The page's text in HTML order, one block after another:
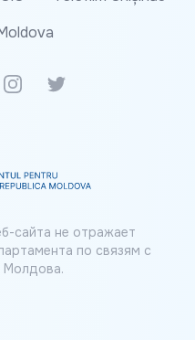
InstagramTwitter
сайта не отражает
по связям с
Молдова.